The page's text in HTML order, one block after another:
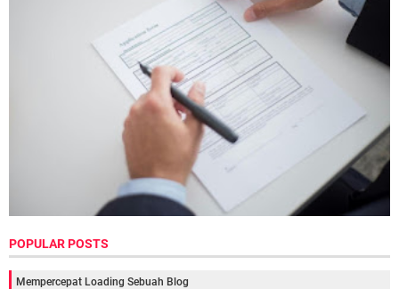
POPULAR POSTS
Mempercepat Loading Sebuah Blog